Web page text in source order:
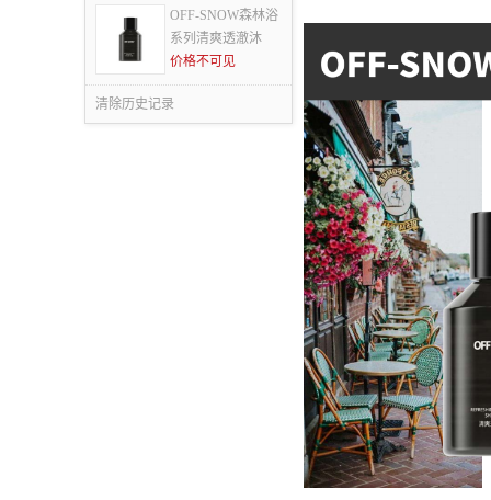
OFF-SNOW森林浴
系列清爽透澈沐
价格不可见
清除历史记录